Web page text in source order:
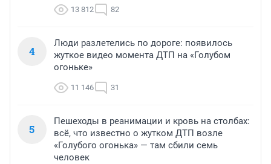
13 812 82
4
Люди разлетелись по дороге: появилось
жуткое видео момента ДТП на «Голубом
огоньке»
11 146 31
5
Пешеходы в реанимации и кровь на столбах:
всё, что известно о жутком ДТП возле
«Голубого огонька» — там сбили семь
человек